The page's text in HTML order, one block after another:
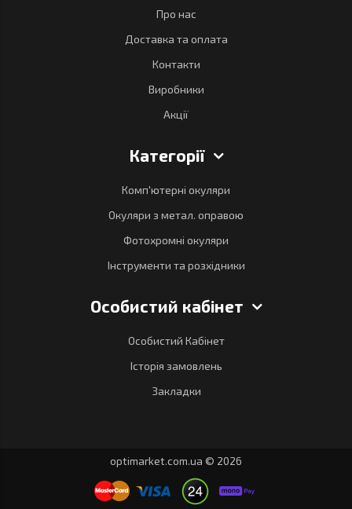
Про нас
Доставка та оплата
Контакти
Виробники
Акції
Категорії
Комп'ютерні окуляри
Окуляри з метал. оправою
Фотохромні окуляри
Інструменти та розхідники
Особистий кабінет
Особистий Кабінет
Історія замовлень
Закладки
optimarket.com.ua © 2026